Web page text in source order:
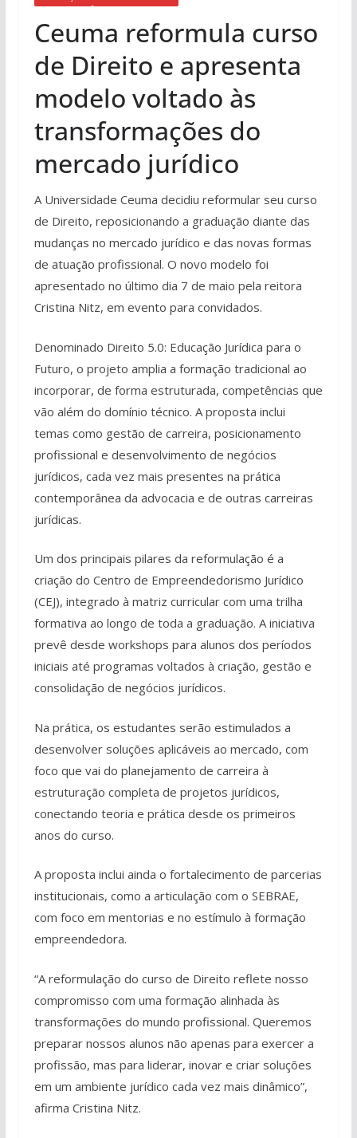
Ceuma reformula curso
de Direito e apresenta
modelo voltado às
transformações do
mercado jurídico
A Universidade Ceuma decidiu reformular seu curso
de Direito, reposicionando a graduação diante das
mudanças no mercado jurídico e das novas formas
de atuação profissional. O novo modelo foi
apresentado no último dia 7 de maio pela reitora
Cristina Nitz, em evento para convidados.
Denominado Direito 5.0: Educação Jurídica para o
Futuro, o projeto amplia a formação tradicional ao
incorporar, de forma estruturada, competências que
vão além do domínio técnico. A proposta inclui
temas como gestão de carreira, posicionamento
profissional e desenvolvimento de negócios
jurídicos, cada vez mais presentes na prática
contemporânea da advocacia e de outras carreiras
jurídicas.
Um dos principais pilares da reformulação é a
criação do Centro de Empreendedorismo Jurídico
(CEJ), integrado à matriz curricular com uma trilha
formativa ao longo de toda a graduação. A iniciativa
prevê desde workshops para alunos dos períodos
iniciais até programas voltados à criação, gestão e
consolidação de negócios jurídicos.
Na prática, os estudantes serão estimulados a
desenvolver soluções aplicáveis ao mercado, com
foco que vai do planejamento de carreira à
estruturação completa de projetos jurídicos,
conectando teoria e prática desde os primeiros
anos do curso.
A proposta inclui ainda o fortalecimento de parcerias
institucionais, como a articulação com o SEBRAE,
com foco em mentorias e no estímulo à formação
empreendedora.
“A reformulação do curso de Direito reflete nosso
compromisso com uma formação alinhada às
transformações do mundo profissional. Queremos
preparar nossos alunos não apenas para exercer a
profissão, mas para liderar, inovar e criar soluções
em um ambiente jurídico cada vez mais dinâmico”,
afirma Cristina Nitz.